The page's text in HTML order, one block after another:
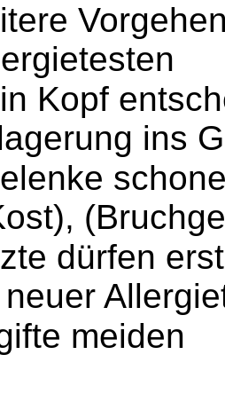
Kopf
ins
dürfen
meiden